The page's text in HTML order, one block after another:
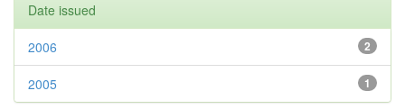
Date issued
2
2006
1
2005